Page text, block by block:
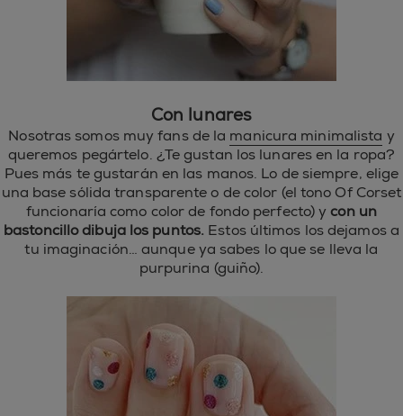
Con lunares
Nosotras somos muy fans de la manicura minimalista y
queremos pegártelo. ¿Te gustan los lunares en la ropa?
Pues más te gustarán en las manos. Lo de siempre, elige
una base sólida transparente o de color (el tono Of Corset
funcionaría como color de fondo perfecto) ycon un
bastoncillo dibuja los puntos. Estos últimos los dejamos a
tu imaginación… aunque ya sabes lo que se lleva la
purpurina (guiño).